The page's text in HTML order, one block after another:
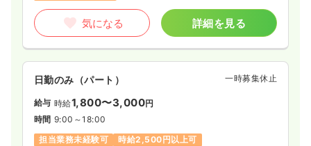
日祝休み
ブランク可
月給30万円以上可
透析 正看護師
日勤のみ（常勤）
気になる 詳細を見る
日勤のみ（パート） 一時募集休止
給与 時給1,800〜3,000円
時間 9:00～18:00
担当業務未経験可
時給2,500円以上可